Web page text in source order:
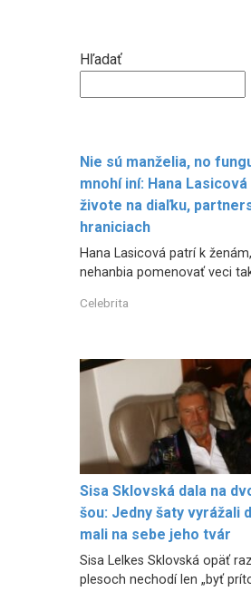
Hľadať
Nie sú manželia, no
mnohí iní: Hana
živote na diaľku,
hraniciach
Hana Lasicová patrí k
nehanbia pomenovať veci
Celebrita
Sisa Sklovská dala na
šou: Jedny šaty vyrážali
mali na sebe jeho tvár
Sisa Lelkes Sklovská opäť
plesoch nechodí len „byť